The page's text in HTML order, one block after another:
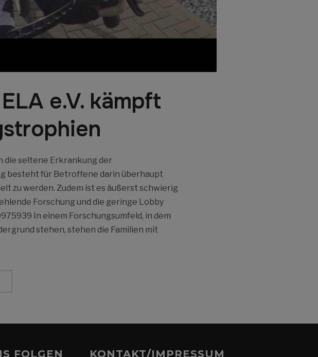
e.V. kämpft
die seltene Erkrankung der
besteht für Betroffene darin überhaupt
zu werden. Zudem ist es äußerst schwierig
Forschung und die geringe Lobby
In einem Forschungsumfeld, in dem
stehen, stehen die Familien mit
FOLGEN KONTAKT/IMPRESSUM